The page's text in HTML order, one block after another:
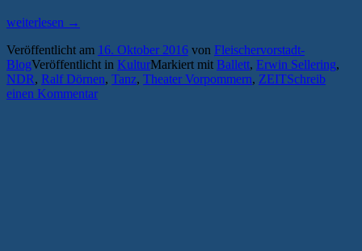
„Kulturpreis
Landes
für
Ballettmeister
Ralf
weiterlesen →
Veröffentlicht am 16. Oktober 2016 von Fleischervorstadt-
BlogVeröffentlicht in KulturMarkiert mit Ballett, Erwin Sellering,
NDR, Ralf Dörnen, Tanz, Theater Vorpommern, ZEITSchreib
einen Kommentar